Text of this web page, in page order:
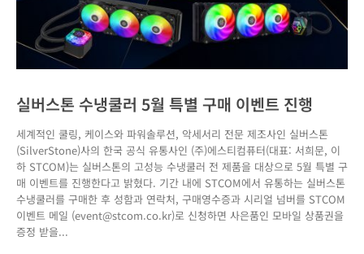
실버스톤 수냉쿨러 5월 특별 구매 이벤트 진행
세계적인 쿨링, 케이스와 파워솔루션, 악세서리 전문 제조사인 실버스톤
(SilverStone)사의 한국 공식 유통사인 (주)에스티컴퓨터(대표: 서희문, 이
하 STCOM)는 실버스톤의 고성능 수냉쿨러 전 제품을 대상으로 5월 특별 구
매 이벤트를 진행한다고 밝혔다. 기간 내에 STCOM에서 유통하는 실버스톤
수냉쿨러를 구매한 후 성함과 연락처, 구매영수증과 시리얼 넘버를 STCOM
이벤트 메일 (event@stcom.co.kr)로 신청하면 사은품인 모바일 상품권을
증정 받을...